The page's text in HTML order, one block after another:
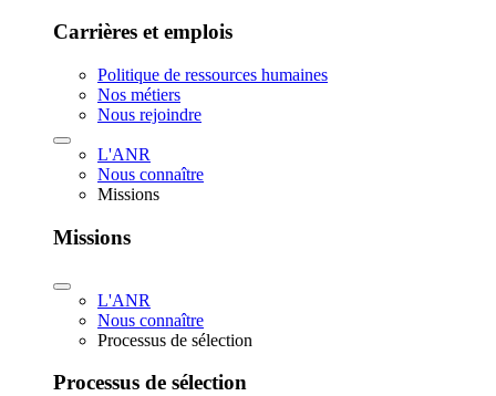
Carrières et emplois
Politique de ressources humaines
Nos métiers
Nous rejoindre
L'ANR
Nous connaître
Missions
Missions
L'ANR
Nous connaître
Processus de sélection
Processus de sélection